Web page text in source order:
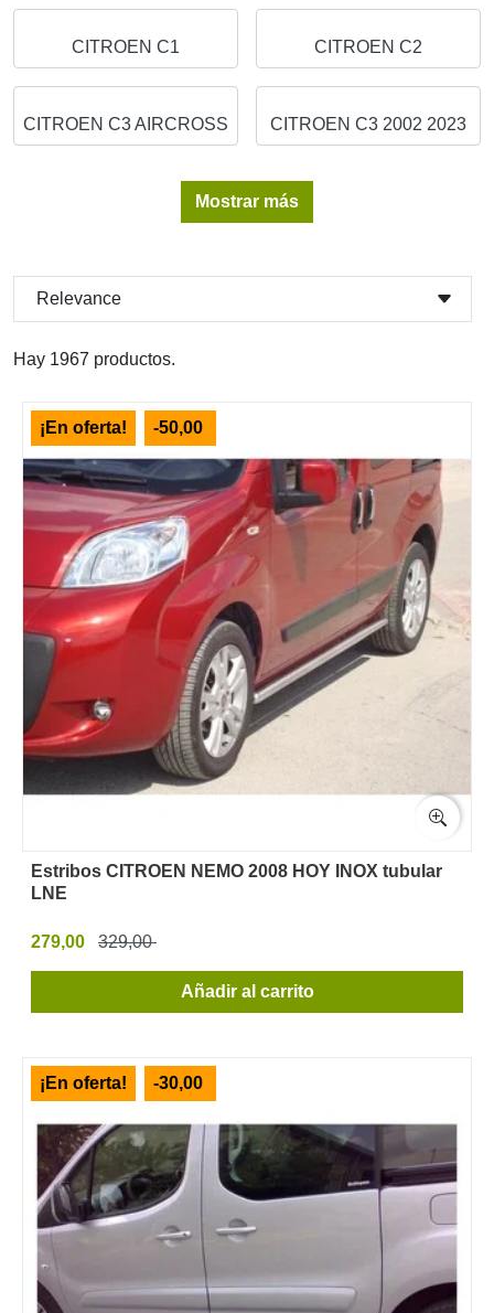
CITROEN C1 CITROEN C2
CITROEN C3 AIRCROSS CITROEN C3 2002 2023
Mostrar más
Hay 1967 productos.
Relevance
¡En oferta! -50,00
Estribos CITROEN NEMO 2008 HOY INOX tubular
LNE
279,00 329,00
Añadir al carrito
¡En oferta! -30,00